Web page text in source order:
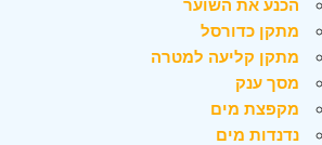
הכנע את השוער
מתקן כדורסל
מתקן קליעה למטרה
מסך ענק
מקפצת מים
נדנדות מים